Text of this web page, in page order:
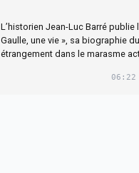
L’historien Jean-Luc Barré publie
Gaulle, une vie », sa biographie
étrangement dans le marasme
06:22